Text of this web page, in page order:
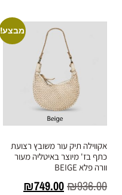
מבצע!
אקווילה תיק עור משובץ רצועת
כתף בז' מיוצר באיטליה מעור
וורה פלא BEIGE
₪936.00
₪749.00